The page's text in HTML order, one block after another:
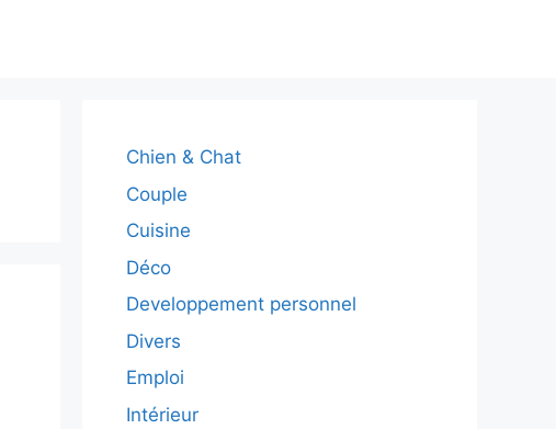
Chien & Chat
Couple
Cuisine
Déco
Developpement personnel
Divers
Emploi
Intérieur